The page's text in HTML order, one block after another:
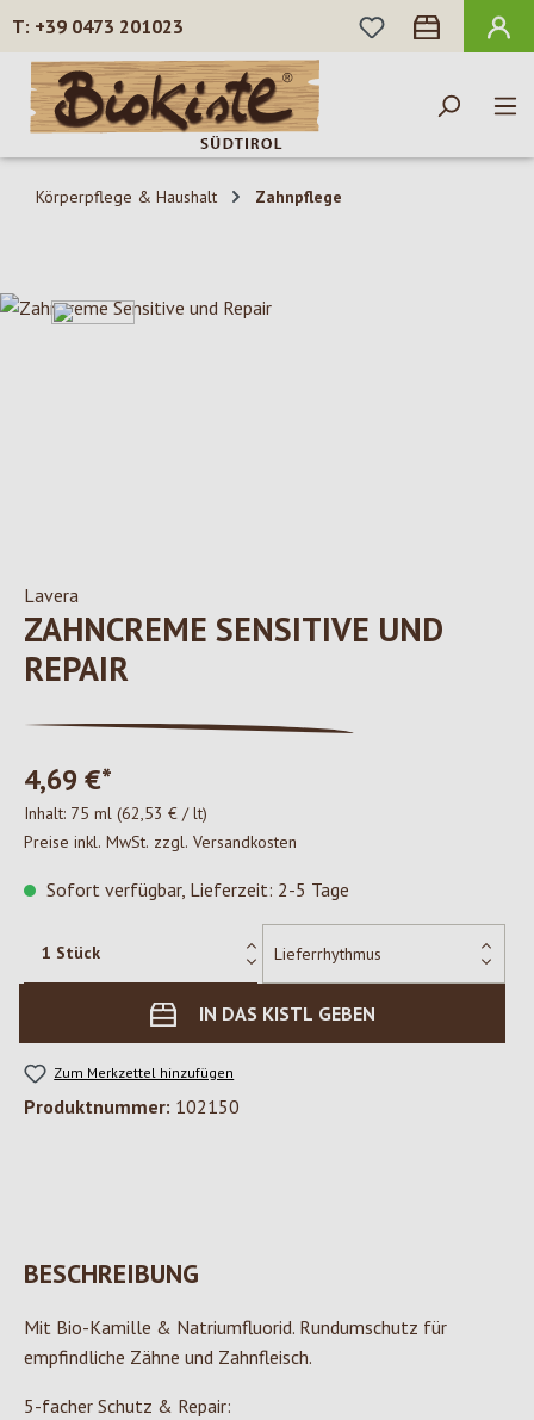
Zum Hauptinhalt springen
+39 0473 201023
DU HAST 0
Körperpflege & Haushalt Zahnpflege
Bildergalerie überspringen
Lavera
ZAHNCREME SENSITIVE UND
REPAIR
4,69 €*
Inhalt: 75 ml (62,53 € / lt)
Preise inkl. MwSt. zzgl. Versandkosten
Sofort verfügbar, Lieferzeit: 2-5 Tage
IN DAS KISTL GEBEN
Zum Merkzettel hinzufügen
Produktnummer: 102150
BESCHREIBUNG
Mit Bio-Kamille & Natriumfluorid. Rundumschutz für
empfindliche Zähne und Zahnfleisch.
5-facher Schutz & Repair: